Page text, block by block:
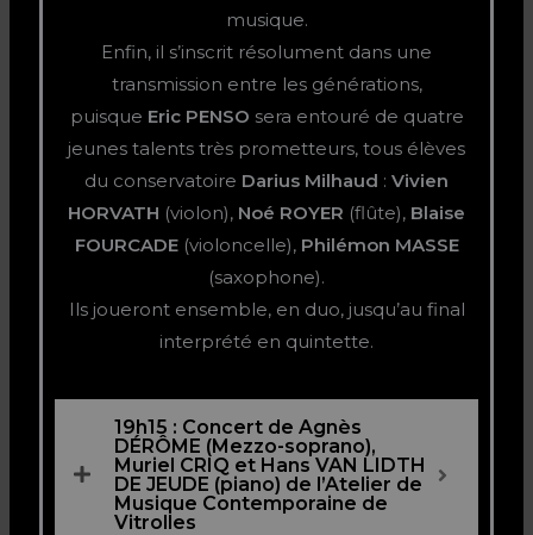
musique.
Enfin, il s’inscrit résolument dans une
transmission entre les générations,
puisque Eric PENSO sera entouré de quatre
jeunes talents très prometteurs, tous élèves
du conservatoire Darius Milhaud : Vivien
HORVATH (violon), Noé ROYER (flûte), Blaise
FOURCADE(violoncelle), Philémon MASSE
(saxophone).
Ils joueront ensemble, en duo, jusqu’au final
interprété en quintette.
19h15 : Concert de Agnès
DÉRÔME (Mezzo-soprano),
Muriel CRIQ et Hans VAN LIDTH
DE JEUDE (piano) de l’Atelier de
Musique Contemporaine de
Vitrolles